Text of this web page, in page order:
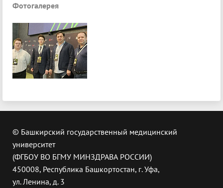
Фотогалерея
© Башкирский государственный медицинский
университет
(ФГБОУ ВО БГМУ МИНЗДРАВА РОССИИ)
450008, Республика Башкортостан, г. Уфа,
ул. Ленина, д. 3